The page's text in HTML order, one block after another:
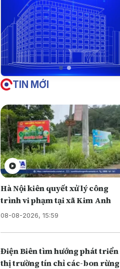
TIN MỚI
Hà Nội kiên quyết xử lý công
trình vi phạm tại xã Kim Anh
08-08-2026, 15:59
Điện Biên tìm hướng phát triển
thị trường tín chỉ các-bon rừng